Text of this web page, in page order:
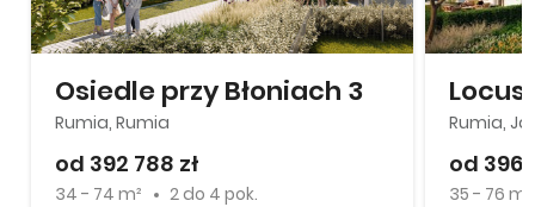
Osiedle przy Błoniach 3
Rumia, Rumia
od 392 788 zł
34 - 74 m² 2 do 4 pok.
Locus
Rumia,
od 396
35 - 76 m²